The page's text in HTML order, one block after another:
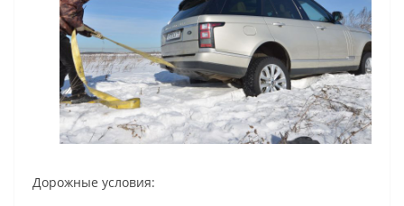
Дорожные условия: